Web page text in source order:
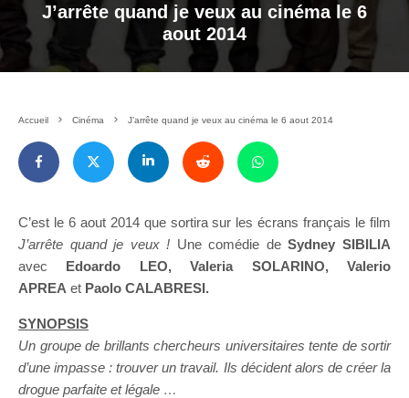
J’arrête quand je veux au cinéma le 6
aout 2014
Accueil Cinéma J’arrête quand je veux au cinéma le 6 aout 2014
C’est le 6 aout 2014 que sortira sur les écrans français le film
J’arrête quand je veux ! Une comédie deSydney SIBILIA
avec Edoardo LEO, Valeria SOLARINO, Valerio
APREA et Paolo CALABRESI.
SYNOPSIS
Un groupe de brillants chercheurs universitaires tente de sortir
d’une impasse : trouver un travail. Ils décident alors de créer la
drogue parfaite et légale …